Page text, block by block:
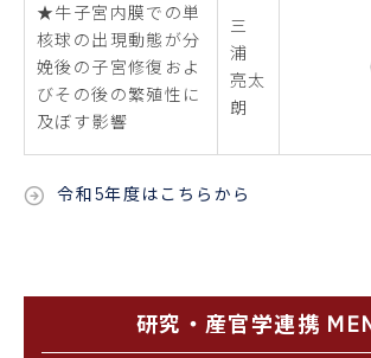
★牛子宮内膜での単
核球の出現動態が分
娩後の子宮修復およ
びその後の繁殖性に
及ぼす影響
三
浦
亮太
朗
令和5年度はこちらから
研究・産官学連携